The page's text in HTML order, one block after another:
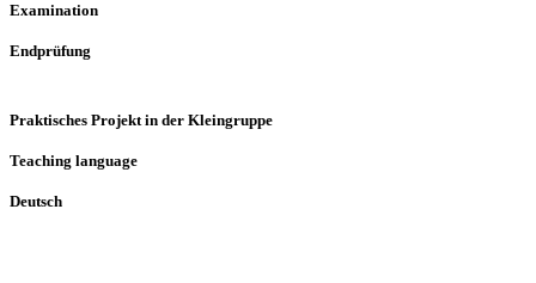
Examination
Endprüfung
Praktisches Projekt in der Kleingruppe
Teaching language
Deutsch